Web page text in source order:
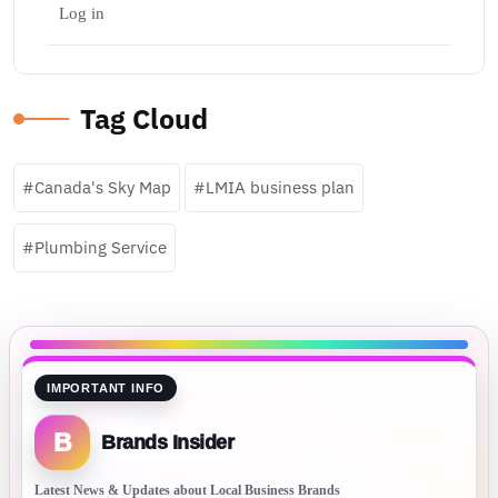
Log in
Tag Cloud
Canada's Sky Map LMIA business plan
Plumbing Service
IMPORTANT INFO
B Brands Insider
Latest News & Updates about Local Business Brands